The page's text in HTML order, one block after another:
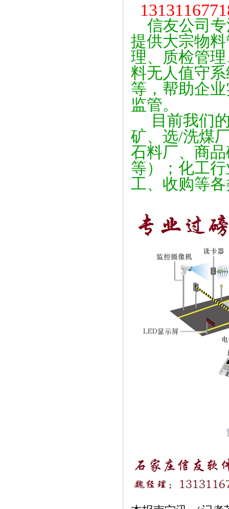
信友公司
提供大宗物
理、质检管
料无人值守
等，帮助企
监管。
目前我们的
矿、选/洗煤
石料厂、商
等）；化工
工、收购等